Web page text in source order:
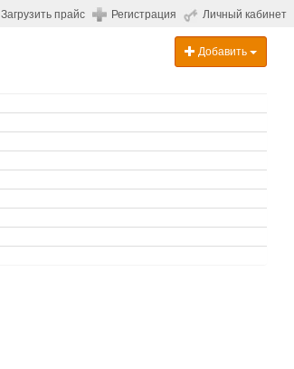
Загрузить прайс Регистрация Личный кабинет
Добавить